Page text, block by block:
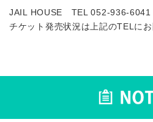
JAIL HOUSE TEL 052-936-6041
チケット発売状況は上記のTELにお